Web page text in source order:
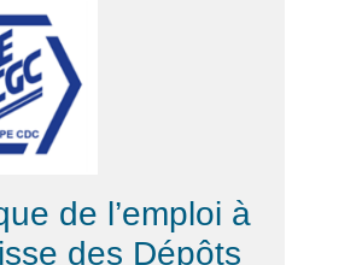
de l’emploi à
des Dépôts